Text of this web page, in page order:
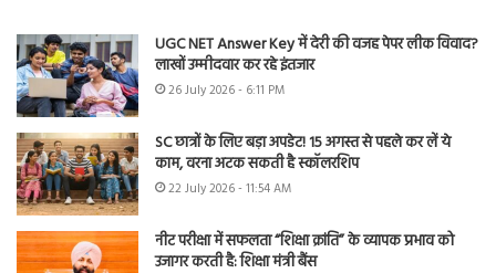
UGC NET Answer Key में देरी की वजह पेपर लीक विवाद?
लाखों उम्मीदवार कर रहे इंतजार
26 July 2026 - 6:11 PM
SC छात्रों के लिए बड़ा अपडेट! 15 अगस्त से पहले कर लें ये
काम, वरना अटक सकती है स्कॉलरशिप
22 July 2026 - 11:54 AM
नीट परीक्षा में सफलता “शिक्षा क्रांति” के व्यापक प्रभाव को
उजागर करती है: शिक्षा मंत्री बैंस